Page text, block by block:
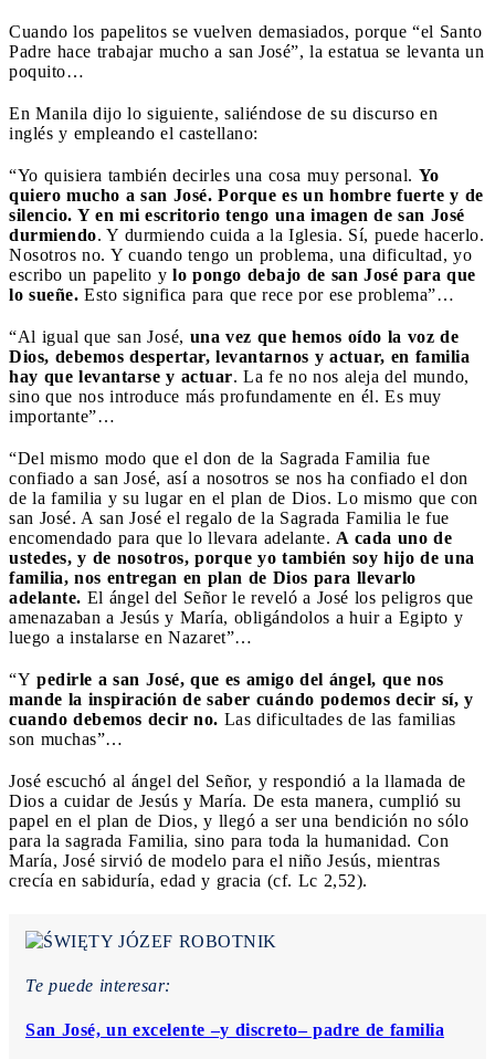
Cuando los papelitos se vuelven demasiados, porque “el Santo
Padre hace trabajar mucho a san José”, la estatua se levanta un
poquito…
En Manila dijo lo siguiente, saliéndose de su discurso en
inglés y empleando el castellano:
“Yo quisiera también decirles una cosa muy personal. Yo
quiero mucho a san José. Porque es un hombre fuerte y de
silencio. Y en mi escritorio tengo una imagen de san José
durmiendo. Y durmiendo cuida a la Iglesia. Sí, puede hacerlo.
Nosotros no. Y cuando tengo un problema, una dificultad, yo
escribo un papelito y lo pongo debajo de san José para que
lo sueñe. Esto significa para que rece por ese problema”…
“Al igual que san José, una vez que hemos oído la voz de
Dios, debemos despertar, levantarnos y actuar, en familia
hay que levantarse y actuar. La fe no nos aleja del mundo,
sino que nos introduce más profundamente en él. Es muy
importante”…
“Del mismo modo que el don de la Sagrada Familia fue
confiado a san José, así a nosotros se nos ha confiado el don
de la familia y su lugar en el plan de Dios. Lo mismo que con
san José. A san José el regalo de la Sagrada Familia le fue
encomendado para que lo llevara adelante. A cada uno de
ustedes, y de nosotros, porque yo también soy hijo de una
familia, nos entregan en plan de Dios para llevarlo
adelante. El ángel del Señor le reveló a José los peligros que
amenazaban a Jesús y María, obligándolos a huir a Egipto y
luego a instalarse en Nazaret”…
“Y pedirle a san José, que es amigo del ángel, que nos
mande la inspiración de saber cuándo podemos decir sí, y
cuando debemos decir no. Las dificultades de las familias
son muchas”…
José escuchó al ángel del Señor, y respondió a la llamada de
Dios a cuidar de Jesús y María. De esta manera, cumplió su
papel en el plan de Dios, y llegó a ser una bendición no sólo
para la sagrada Familia, sino para toda la humanidad. Con
María, José sirvió de modelo para el niño Jesús, mientras
crecía en sabiduría, edad y gracia (cf. Lc 2,52).
Te puede interesar:
San José, un excelente –y discreto– padre de familia